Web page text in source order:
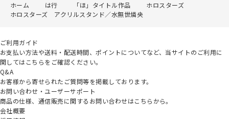
ホーム は行 「ほ」タイトル作品
ホロスターズ
ホロスターズ アクリルスタンド／水無世燐央
ご利用ガイド
お支払い方法や送料・配送時間、ポイントについてなど、当サイトのご利用に
関してはこちらをご確認ください。
Q&A
お客様から寄せられたご質問等を掲載しております。
お問い合わせ・ユーザーサポート
商品の仕様、通信販売に関するお問い合わせはこちらから。
会社概要